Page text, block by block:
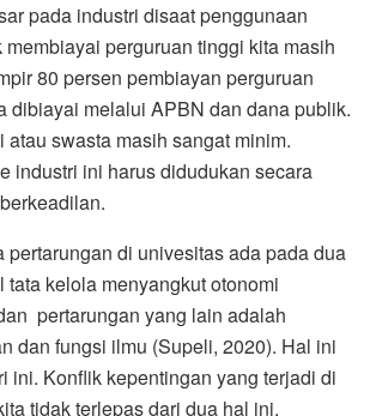
pada industri disaat penggunaan
perguruan tinggi kita masih
80 persen pembiayan perguruan
dibiayai melalui APBN dan dana publik.
atau swasta masih sangat minim.
industri ini harus didudukan secara
pertarungan di univesitas ada pada dua
tata kelola menyangkut otonomi
pertarungan yang lain adalah
dan fungsi ilmu (Supeli, 2020). Hal ini
ini. Konflik kepentingan yang terjadi di
tidak terlepas dari dua hal ini.